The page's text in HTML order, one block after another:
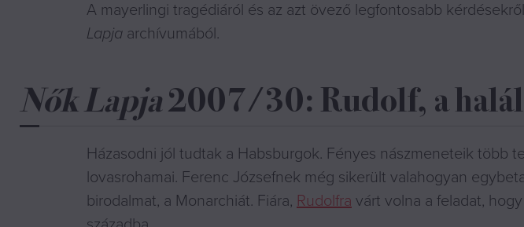
A mayerlingi tragédiáról és az azt övező legfontosabb
Lapja archívumából.
Nők Lapja2007/30: Rudolf, a
Házasodni jól tudtak a Habsburgok. Fényes nászmeneteik több
lovasrohamai. Ferenc Józsefnek még sikerült valahogyan
birodalmat, a Monarchiát. Fiára, Rudolfra várt volna a feladat,